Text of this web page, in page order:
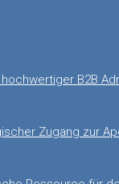
B2B
Zugang zur